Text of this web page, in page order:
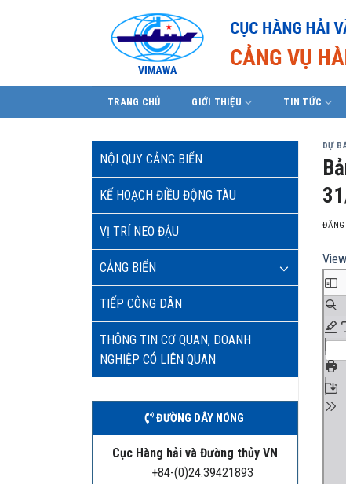
TRANG CHỦ GIỚI THIỆU TIN TỨC
NỘI QUY CẢNG BIỂN
KẾ HOẠCH ĐIỀU ĐỘNG TÀU
VỊ TRÍ NEO ĐẬU
CẢNG BIỂN
TIẾP CÔNG DÂN
THÔNG TIN CƠ QUAN, DOANH
NGHIỆP CÓ LIÊN QUAN
ĐƯỜNG DÂY NÓNG
Cục Hàng hải và Đường thủy VN
+84-(0)24.39421893
DỰ
ĐĂNG